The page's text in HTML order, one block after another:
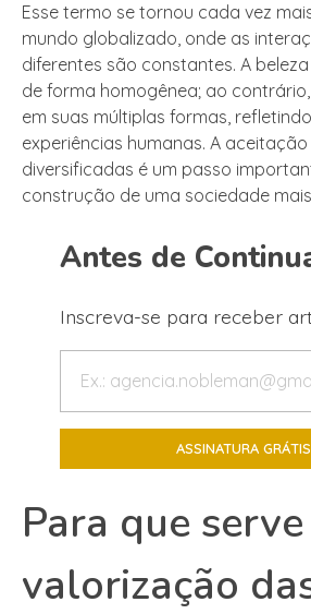
Esse termo se tornou cada vez
mundo globalizado, onde as
diferentes são constantes. A
de forma homogênea; ao
em suas múltiplas formas,
experiências humanas. A
diversificadas é um passo
construção de uma sociedade
Antes de
Inscreva-se para receber
Para que serve
valorização